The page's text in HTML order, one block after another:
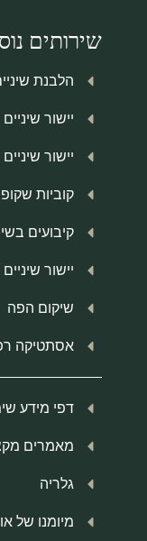
שירותים
הלבנת
יישור
יישור
קוביות
קיבועים
יישור
שיקום הפה
אסתטיקה
דפי מידע
מאמרים
גלריה
מיומנו של